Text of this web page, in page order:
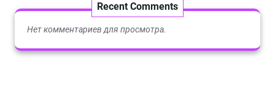
Recent Comments
Нет комментариев для просмотра.